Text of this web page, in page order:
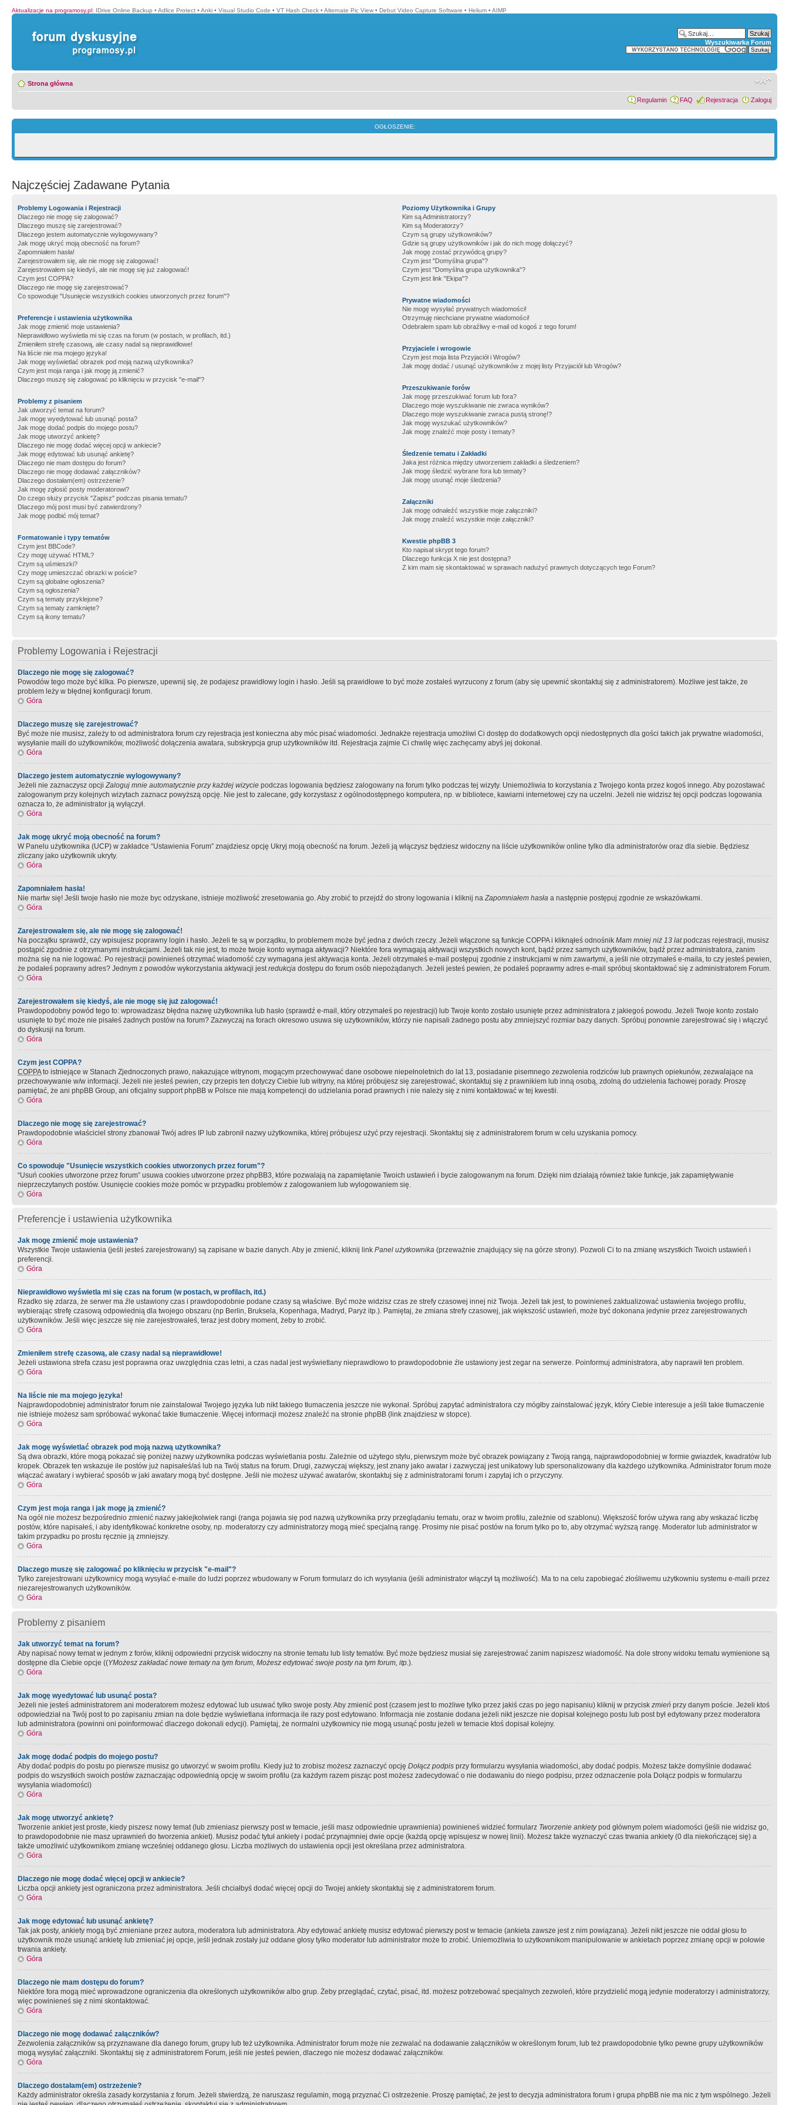
Aktualizacje na programosy.pl: IDrive Online Backup • Adlice Protect • Anki • Visual Studio Code • VT Hash Check • Alternate Pic View • Debut Video Capture Software • Helium • AIMP
Wyszukiwarka Forum
Strona główna
Regulamin FAQ Rejestracja Zaloguj
OGŁOSZENIE:
Najczęściej Zadawane Pytania
Problemy Logowania i Rejestracji
Dlaczego nie mogę się zalogować?
Dlaczego muszę się zarejestrować?
Dlaczego jestem automatycznie wylogowywany?
Jak mogę ukryć moją obecność na forum?
Zapomniałem hasła!
Zarejestrowałem się, ale nie mogę się zalogować!
Zarejestrowałem się kiedyś, ale nie mogę się już zalogować!
Czym jest COPPA?
Dlaczego nie mogę się zarejestrować?
Co spowoduje "Usunięcie wszystkich cookies utworzonych przez forum"?
Preferencje i ustawienia użytkownika
Jak mogę zmienić moje ustawienia?
Nieprawidłowo wyświetla mi się czas na forum (w postach, w profilach, itd.)
Zmieniłem strefę czasową, ale czasy nadal są nieprawidłowe!
Na liście nie ma mojego języka!
Jak mogę wyświetlać obrazek pod moją nazwą użytkownika?
Czym jest moja ranga i jak mogę ją zmienić?
Dlaczego muszę się zalogować po kliknięciu w przycisk "e-mail"?
Problemy z pisaniem
Jak utworzyć temat na forum?
Jak mogę wyedytować lub usunąć posta?
Jak mogę dodać podpis do mojego postu?
Jak mogę utworzyć ankietę?
Dlaczego nie mogę dodać więcej opcji w ankiecie?
Jak mogę edytować lub usunąć ankietę?
Dlaczego nie mam dostępu do forum?
Dlaczego nie mogę dodawać załączników?
Dlaczego dostałam(em) ostrzeżenie?
Jak mogę zgłosić posty moderatorowi?
Do czego służy przycisk "Zapisz" podczas pisania tematu?
Dlaczego mój post musi być zatwierdzony?
Jak mogę podbić mój temat?
Formatowanie i typy tematów
Czym jest BBCode?
Czy mogę używać HTML?
Czym są uśmieszki?
Czy mogę umieszczać obrazki w poście?
Czym są globalne ogłoszenia?
Czym są ogłoszenia?
Czym są tematy przyklejone?
Czym są tematy zamknięte?
Czym są ikony tematu?
Poziomy Użytkownika i Grupy
Kim są Administratorzy?
Kim są Moderatorzy?
Czym są grupy użytkowników?
Gdzie są grupy użytkowników i jak do nich mogę dołączyć?
Jak mogę zostać przywódcą grupy?
Czym jest "Domyślna grupa"?
Czym jest "Domyślna grupa użytkownika"?
Czym jest link "Ekipa"?
Prywatne wiadomości
Nie mogę wysyłać prywatnych wiadomości!
Otrzymuję niechciane prywatne wiadomości!
Odebrałem spam lub obraźliwy e-mail od kogoś z tego forum!
Przyjaciele i wrogowie
Czym jest moja lista Przyjaciół i Wrogów?
Jak mogę dodać / usunąć użytkowników z mojej listy Przyjaciół lub Wrogów?
Przeszukiwanie forów
Jak mogę przeszukiwać forum lub fora?
Dlaczego moje wyszukiwanie nie zwraca wyników?
Dlaczego moje wyszukiwanie zwraca pustą stronę!?
Jak mogę wyszukać użytkowników?
Jak mogę znaleźć moje posty i tematy?
Śledzenie tematu i Zakładki
Jaka jest różnica między utworzeniem zakładki a śledzeniem?
Jak mogę śledzić wybrane fora lub tematy?
Jak mogę usunąć moje śledzenia?
Załączniki
Jak mogę odnaleźć wszystkie moje załączniki?
Jak mogę znaleźć wszystkie moje załączniki?
Kwestie phpBB 3
Kto napisał skrypt tego forum?
Dlaczego funkcja X nie jest dostępna?
Z kim mam się skontaktować w sprawach nadużyć prawnych dotyczących tego Forum?
Problemy Logowania i Rejestracji
Dlaczego nie mogę się zalogować?
Powodów tego może być kilka. Po pierwsze, upewnij się, że podajesz prawidłowy login i hasło. Jeśli są prawidłowe to być może zostałeś wyrzucony z forum (aby się upewnić skontaktuj się z administratorem). Możliwe jest także, że
problem leży w błędnej konfiguracji forum.
Góra
Dlaczego muszę się zarejestrować?
Być może nie musisz, zależy to od administratora forum czy rejestracja jest konieczna aby móc pisać wiadomości. Jednakże rejestracja umożliwi Ci dostęp do dodatkowych opcji niedostępnych dla gości takich jak prywatne wiadomości,
wysyłanie maili do użytkowników, możliwość dołączenia awatara, subskrypcja grup użytkowników itd. Rejestracja zajmie Ci chwilę więc zachęcamy abyś jej dokonał.
Góra
Dlaczego jestem automatycznie wylogowywany?
Jeżeli nie zaznaczysz opcjiZaloguj mnie automatycznie przy każdej wizycie podczas logowania będziesz zalogowany na forum tylko podczas tej wizyty. Uniemożliwia to korzystania z Twojego konta przez kogoś innego. Aby pozostawać
zalogowanym przy kolejnych wizytach zaznacz powyższą opcję. Nie jest to zalecane, gdy korzystasz z ogólnodostępnego komputera, np. w bibliotece, kawiarni internetowej czy na uczelni. Jeżeli nie widzisz tej opcji podczas logowania
oznacza to, że administrator ją wyłączył.
Góra
Jak mogę ukryć moją obecność na forum?
W Panelu użytkownika (UCP) w zakładce “Ustawienia Forum” znajdziesz opcję Ukryj moją obecność na forum. Jeżeli ją włączysz będziesz widoczny na liście użytkowników online tylko dla administratorów oraz dla siebie. Będziesz
zliczany jako użytkownik ukryty.
Góra
Zapomniałem hasła!
Nie martw się! Jeśli twoje hasło nie może byc odzyskane, istnieje możliwość zresetowania go. Aby zrobić to przejdź do strony logowania i kliknij naZapomniałem hasła a następnie postępuj zgodnie ze wskazówkami.
Góra
Zarejestrowałem się, ale nie mogę się zalogować!
Na początku sprawdź, czy wpisujesz poprawny login i hasło. Jeżeli te są w porządku, to problemem może być jedna z dwóch rzeczy. Jeżeli włączone są funkcje COPPA i kliknąłeś odnośnik Mam mniej niż 13 latpodczas rejestracji, musisz
postąpić zgodnie z otrzymanymi instrukcjami. Jeżeli tak nie jest, to może twoje konto wymaga aktywacji? Niektóre fora wymagają aktywacji wszystkich nowych kont, bądź przez samych użytkowników, bądź przez administratora, zanim
można się na nie logować. Po rejestracji powinieneś otrzymać wiadomość czy wymagana jest aktywacja konta. Jeżeli otrzymałeś e-mail postępuj zgodnie z instrukcjami w nim zawartymi, a jeśli nie otrzymałeś e-maila, to czy jesteś pewien,
że podałeś poprawny adres? Jednym z powodów wykorzystania aktywacji jestredukcja dostępu do forum osób niepożądanych. Jeżeli jesteś pewien, że podałeś poprawmy adres e-mail spróbuj skontaktować się z administratorem Forum.
Góra
Zarejestrowałem się kiedyś, ale nie mogę się już zalogować!
Prawdopodobny powód tego to: wprowadzasz błędna nazwę użytkownika lub hasło (sprawdź e-mail, który otrzymałeś po rejestracji) lub Twoje konto zostało usunięte przez administratora z jakiegoś powodu. Jeżeli Twoje konto zostało
usunięte to być może nie pisałeś żadnych postów na forum? Zazwyczaj na forach okresowo usuwa się użytkowników, którzy nie napisali żadnego postu aby zmniejszyć rozmiar bazy danych. Spróbuj ponownie zarejestrować się i włączyć
do dyskusji na forum.
Góra
Czym jest COPPA?
COPPAto istniejące w Stanach Zjednoczonych prawo, nakazujące witrynom, mogącym przechowywać dane osobowe niepełnoletnich do lat 13, posiadanie pisemnego zezwolenia rodziców lub prawnych opiekunów, zezwalające na
przechowywanie w/w informacji. Jeżeli nie jesteś pewien, czy przepis ten dotyczy Ciebie lub witryny, na której próbujesz się zarejestrować, skontaktuj się z prawnikiem lub inną osobą, zdolną do udzielenia fachowej porady. Proszę
pamiętać, że ani phpBB Group, ani oficjalny support phpBB w Polsce nie mają kompetencji do udzielania porad prawnych i nie należy się z nimi kontaktować w tej kwestii.
Góra
Dlaczego nie mogę się zarejestrować?
Prawdopodobnie właściciel strony zbanował Twój adres IP lub zabronił nazwy użytkownika, której próbujesz użyć przy rejestracji. Skontaktuj się z administratorem forum w celu uzyskania pomocy.
Góra
Co spowoduje "Usunięcie wszystkich cookies utworzonych przez forum"?
“Usuń cookies utworzone przez forum” usuwa cookies utworzone przez phpBB3, które pozwalają na zapamiętanie Twoich ustawień i bycie zalogowanym na forum. Dzięki nim działają również takie funkcje, jak zapamiętywanie
nieprzeczytanych postów. Usunięcie cookies może pomóc w przypadku problemów z zalogowaniem lub wylogowaniem się.
Góra
Preferencje i ustawienia użytkownika
Jak mogę zmienić moje ustawienia?
Wszystkie Twoje ustawienia (jeśli jesteś zarejestrowany) są zapisane w bazie danych. Aby je zmienić, kliknij link Panel użytkownika (przeważnie znajdujący się na górze strony). Pozwoli Ci to na zmianę wszystkich Twoich ustawień i
preferencji.
Góra
Nieprawidłowo wyświetla mi się czas na forum (w postach, w profilach, itd.)
Rzadko się zdarza, że serwer ma źle ustawiony czas i prawdopodobnie podane czasy są właściwe. Być może widzisz czas ze strefy czasowej innej niż Twoja. Jeżeli tak jest, to powinieneś zaktualizować ustawienia twojego profilu,
wybierając strefę czasową odpowiednią dla twojego obszaru (np Berlin, Bruksela, Kopenhaga, Madryd, Paryż itp.). Pamiętaj, że zmiana strefy czasowej, jak większość ustawień, może być dokonana jedynie przez zarejestrowanych
użytkowników. Jeśli więc jeszcze się nie zarejestrowałeś, teraz jest dobry moment, żeby to zrobić.
Góra
Zmieniłem strefę czasową, ale czasy nadal są nieprawidłowe!
Jeżeli ustawiona strefa czasu jest poprawna oraz uwzględnia czas letni, a czas nadal jest wyświetlany nieprawdłowo to prawdopodobnie źle ustawiony jest zegar na serwerze. Poinformuj administratora, aby naprawił ten problem.
Góra
Na liście nie ma mojego języka!
Najprawdopodobniej administrator forum nie zainstalował Twojego języka lub nikt takiego tłumaczenia jeszcze nie wykonał. Spróbuj zapytać administratora czy mógłby zainstalować język, który Ciebie interesuje a jeśli takie tłumaczenie
nie istnieje możesz sam spróbować wykonać takie tłumaczenie. Więcej informacji możesz znaleźć na stronie phpBB (link znajdziesz w stopce).
Góra
Jak mogę wyświetlać obrazek pod moją nazwą użytkownika?
Są dwa obrazki, które mogą pokazać się poniżej nazwy użytkownika podczas wyświetlania postu. Zależnie od użytego stylu, pierwszym może być obrazek powiązany z Twoją rangą, najprawdopodobniej w formie gwiazdek, kwadratów lub
kropek. Obrazek ten wskazuje ile postów już napisałeś/aś lub na Twój status na forum. Drugi, zazwyczaj większy, jest znany jako awatar i zazwyczaj jest unikatowy lub spersonalizowany dla każdego użytkownika. Administrator forum może
włączać awatary i wybierać sposób w jaki awatary mogą być dostępne. Jeśli nie możesz używać awatarów, skontaktuj się z administratorami forum i zapytaj ich o przyczyny.
Góra
Czym jest moja ranga i jak mogę ją zmienić?
Na ogół nie możesz bezpośrednio zmienić nazwy jakiejkolwiek rangi (ranga pojawia się pod nazwą użytkownika przy przeglądaniu tematu, oraz w twoim profilu, zależnie od szablonu). Większość forów używa rang aby wskazać liczbę
postów, które napisałeś, i aby identyfikować konkretne osoby, np. moderatorzy czy administratorzy mogą mieć specjalną rangę. Prosimy nie pisać postów na forum tylko po to, aby otrzymać wyższą rangę. Moderator lub administrator w
takim przypadku po prostu ręcznie ją zmniejszy.
Góra
Dlaczego muszę się zalogować po kliknięciu w przycisk "e-mail"?
Tylko zarejestrowani użytkownicy mogą wysyłać e-maile do ludzi poprzez wbudowany w Forum formularz do ich wysyłania (jeśli administrator włączył tą możliwość). Ma to na celu zapobiegać złośliwemu użytkowniu systemu e-maili przez
niezarejestrowanych użytkowników.
Góra
Problemy z pisaniem
Jak utworzyć temat na forum?
Aby napisać nowy temat w jednym z forów, kliknij odpowiedni przycisk widoczny na stronie tematu lub listy tematów. Być może będziesz musiał się zarejestrować zanim napiszesz wiadomość. Na dole strony widoku tematu wymienione są
dostępne dla Ciebie opcje ((YMożesz zakładać nowe tematy na tym forum, Możesz edytować swoje posty na tym forum, itp.).
Góra
Jak mogę wyedytować lub usunąć posta?
Jeżeli nie jesteś administratorem ani moderatorem możesz edytować lub usuwać tylko swoje posty. Aby zmienić post (czasem jest to możliwe tylko przez jakiś czas po jego napisaniu) kliknij w przycisk zmień przy danym poście. Jeżeli ktoś
odpowiedział na Twój post to po zapisaniu zmian na dole będzie wyświetlana informacja ile razy post edytowano. Informacja nie zostanie dodana jeżeli nikt jeszcze nie dopisał kolejnego postu lub post był edytowany przez moderatora
lub administratora (powinni oni poinformować dlaczego dokonali edycji). Pamiętaj, że normalni użytkownicy nie mogą usunąć postu jeżeli w temacie ktoś dopisał kolejny.
Góra
Jak mogę dodać podpis do mojego postu?
Aby dodać podpis do postu po pierwsze musisz go utworzyć w swoim profilu. Kiedy już to zrobisz możesz zaznaczyć opcję Dołącz podpis przy formularzu wysyłania wiadomości, aby dodać podpis. Możesz także domyślnie dodawać
podpis do wszystkich swoich postów zaznaczając odpowiednią opcję w swoim profilu (za każdym razem pisząc post możesz zadecydować o nie dodawaniu do niego podpisu, przez odznaczenie pola Dołącz podpis w formularzu
wysyłania wiadomości)
Góra
Jak mogę utworzyć ankietę?
Tworzenie ankiet jest proste, kiedy piszesz nowy temat (lub zmieniasz pierwszy post w temacie, jeśli masz odpowiednie uprawnienia) powinieneś widzieć formularz Tworzenie ankietypod głównym polem wiadomości (jeśli nie widzisz go,
to prawdopodobnie nie masz uprawnień do tworzenia ankiet). Musisz podać tytuł ankiety i podać przynajmniej dwie opcje (każdą opcję wpisujesz w nowej linii). Możesz także wyznaczyć czas trwania ankiety (0 dla niekończącej się) a
także umożliwić użytkownikom zmianę wcześniej oddanego głosu. Liczba możliwych do ustawienia opcji jest określana przez administratora.
Góra
Dlaczego nie mogę dodać więcej opcji w ankiecie?
Liczba opcji ankiety jest ograniczona przez administratora. Jeśli chciałbyś dodać więcej opcji do Twojej ankiety skontaktuj się z administratorem forum.
Góra
Jak mogę edytować lub usunąć ankietę?
Tak jak posty, ankiety mogą być zmieniane przez autora, moderatora lub administratora. Aby edytować ankietę musisz edytować pierwszy post w temacie (ankieta zawsze jest z nim powiązana). Jeżeli nikt jeszcze nie oddał głosu to
użytkownik może usunąć ankietę lub zmieniać jej opcje, jeśli jednak zostały już oddane głosy tylko moderator lub administrator może to zrobić. Uniemożliwia to użytkownikom manipulowanie w ankietach poprzez zmianę opcji w połowie
trwania ankiety.
Góra
Dlaczego nie mam dostępu do forum?
Niektóre fora mogą mieć wprowadzone ograniczenia dla określonych użytkowników albo grup. Żeby przeglądać, czytać, pisać, itd. możesz potrzebować specjalnych zezwoleń, które przydzielić mogą jedynie moderatorzy i administratorzy,
więc powinieneś się z nimi skontaktować.
Góra
Dlaczego nie mogę dodawać załączników?
Zezwolenia załączników są przyznawane dla danego forum, grupy lub też użytkownika. Administrator forum może nie zezwalać na dodawanie załączników w określonym forum, lub też prawdopodobnie tylko pewne grupy użytkowników
mogą wysyłać załączniki. Skontaktuj się z administratorem Forum, jeśli nie jesteś pewien, dlaczego nie możesz dodawać załączników.
Góra
Dlaczego dostałam(em) ostrzeżenie?
Każdy administrator określa zasady korzystania z forum. Jeżeli stwierdzą, że naruszasz regulamin, mogą przyznać Ci ostrzeżenie. Proszę pamiętać, że jest to decyzja administratora forum i grupa phpBB nie ma nic z tym wspólnego. Jeżeli